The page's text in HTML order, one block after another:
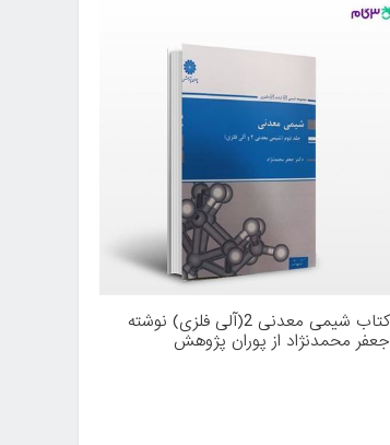
کتاب شیمی معدنی 2(آلی فلزی) نوشته
جعفر محمدنژاد از پوران پژوهش